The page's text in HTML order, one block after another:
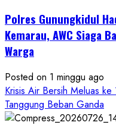
Masuk
Kerja
Seret
Oknum
Wartawan
Polres Gunungkidul
Kemarau, AWC Siaga
Warga
Posted on 1 minggu ago
Krisis Air Bersih Meluas
Tanggung Beban Ganda